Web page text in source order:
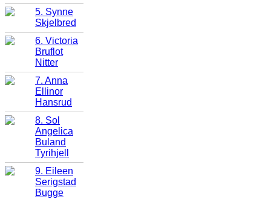
5. Synne
Skjelbred
6. Victoria
Bruflot
Nitter
7. Anna
Ellinor
Hansrud
8. Sol
Angelica
Buland
Tyrihjell
9. Eileen
Serigstad
Bugge